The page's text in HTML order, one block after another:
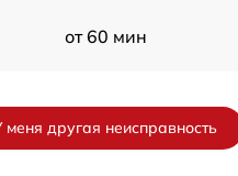
от 60 мин
меня другая неисправность